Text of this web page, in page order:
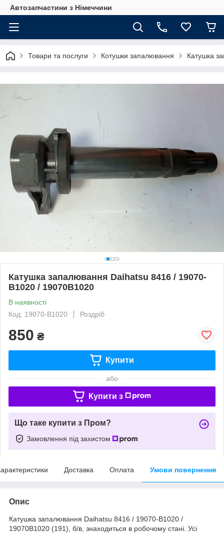
Автозапчастини з Німеччини
Товари та послуги Котушки запалювання Катушка
Катушка запалювання Daihatsu 8416 / 19070-
B1020 / 19070B1020
В наявності
Код: 19070-B1020
Роздріб
850 ₴
Купити
або
Купити з
Що таке купити з Пром?
Замовлення під захистом
Доставка Оплата Умови повернення
Опис
Катушка запалювання Daihatsu 8416 / 19070-B1020 /
19070B1020 (191), б/в, знаходиться в робочому стані. Усі